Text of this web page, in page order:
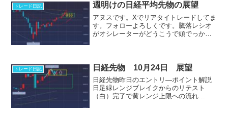
トレード日記 週明けの日経平均先物の展望
アヌスです。Xでリアタイトレードしてま
す。フォローよろしくです。騰落レシオ
がオシレーターがどうこうで頭でっかち
過・下落の起点（白...
トレード日記 日経先物 10月24日 展望
日経先物昨日のエントリ―ポイント解説‎
日足緑レンジブレイクからのリテスト
（白）完了で黄レンジ上限への流れ